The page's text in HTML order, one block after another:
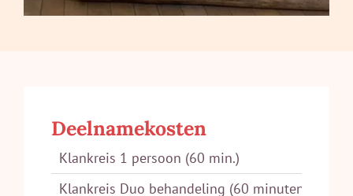
Deelnamekosten
Klankreis 1 persoon (60 min.)
Klankreis Duo behandeling (60 minuten)